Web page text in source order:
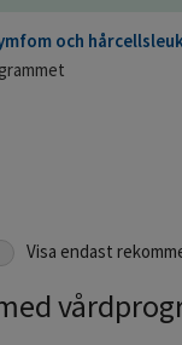
och
Visa endast